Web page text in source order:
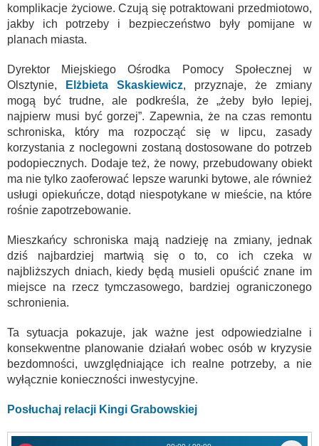
komplikacje życiowe. Czują się potraktowani przedmiotowo,
jakby ich potrzeby i bezpieczeństwo były pomijane w
planach miasta.
Dyrektor Miejskiego Ośrodka Pomocy Społecznej w
Olsztynie,
Elżbieta Skaskiewicz, przyznaje, że zmiany
mogą być trudne, ale podkreśla, że „żeby było lepiej,
najpierw musi być gorzej”. Zapewnia, że na czas remontu
schroniska, który ma rozpocząć się w lipcu, zasady
korzystania z noclegowni zostaną dostosowane do potrzeb
podopiecznych. Dodaje też, że nowy, przebudowany obiekt
ma nie tylko zaoferować lepsze warunki bytowe, ale również
usługi opiekuńcze, dotąd niespotykane w mieście, na które
rośnie zapotrzebowanie.
Mieszkańcy schroniska mają nadzieję na zmiany, jednak
dziś najbardziej martwią się o to, co ich czeka w
najbliższych dniach, kiedy będą musieli opuścić znane im
miejsce na rzecz tymczasowego, bardziej ograniczonego
schronienia.
Ta sytuacja pokazuje, jak ważne jest odpowiedzialne i
konsekwentne planowanie działań wobec osób w kryzysie
bezdomności, uwzględniające ich realne potrzeby, a nie
wyłącznie konieczności inwestycyjne.
Posłuchaj relacji Kingi Grabowskiej